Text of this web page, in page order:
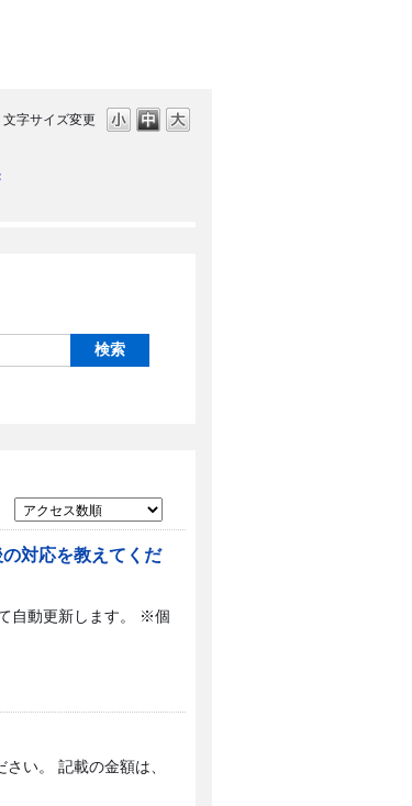
文字サイズ変更
対応を教えてくだ
自動更新します。 ※個
い。 記載の金額は、